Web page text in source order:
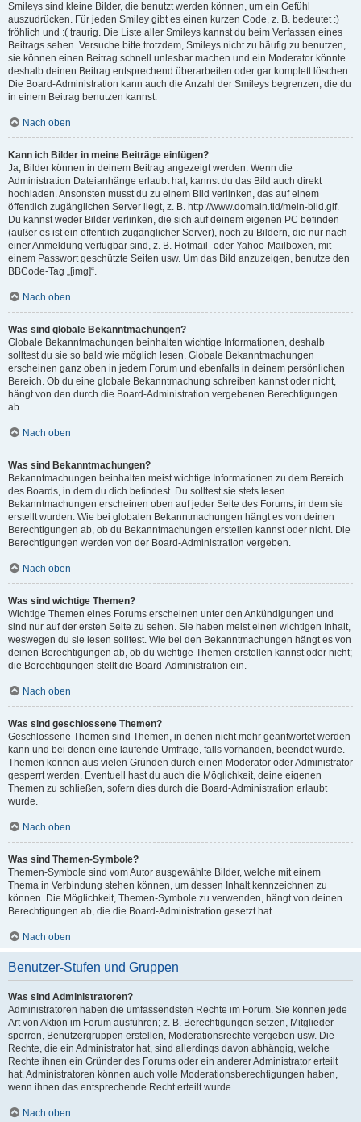
Smileys sind kleine Bilder, die benutzt werden können, um ein Gefühl
auszudrücken. Für jeden Smiley gibt es einen kurzen Code, z. B. bedeutet :)
fröhlich und :( traurig. Die Liste aller Smileys kannst du beim Verfassen eines
Beitrags sehen. Versuche bitte trotzdem, Smileys nicht zu häufig zu benutzen,
sie können einen Beitrag schnell unlesbar machen und ein Moderator könnte
deshalb deinen Beitrag entsprechend überarbeiten oder gar komplett löschen.
Die Board-Administration kann auch die Anzahl der Smileys begrenzen, die du
in einem Beitrag benutzen kannst.
Nach oben
Kann ich Bilder in meine Beiträge einfügen?
Ja, Bilder können in deinem Beitrag angezeigt werden. Wenn die
Administration Dateianhänge erlaubt hat, kannst du das Bild auch direkt
hochladen. Ansonsten musst du zu einem Bild verlinken, das auf einem
öffentlich zugänglichen Server liegt, z. B. http://www.domain.tld/mein-bild.gif.
Du kannst weder Bilder verlinken, die sich auf deinem eigenen PC befinden
(außer es ist ein öffentlich zugänglicher Server), noch zu Bildern, die nur nach
einer Anmeldung verfügbar sind, z. B. Hotmail- oder Yahoo-Mailboxen, mit
einem Passwort geschützte Seiten usw. Um das Bild anzuzeigen, benutze den
BBCode-Tag „[img]“.
Nach oben
Was sind globale Bekanntmachungen?
Globale Bekanntmachungen beinhalten wichtige Informationen, deshalb
solltest du sie so bald wie möglich lesen. Globale Bekanntmachungen
erscheinen ganz oben in jedem Forum und ebenfalls in deinem persönlichen
Bereich. Ob du eine globale Bekanntmachung schreiben kannst oder nicht,
hängt von den durch die Board-Administration vergebenen Berechtigungen
ab.
Nach oben
Was sind Bekanntmachungen?
Bekanntmachungen beinhalten meist wichtige Informationen zu dem Bereich
des Boards, in dem du dich befindest. Du solltest sie stets lesen.
Bekanntmachungen erscheinen oben auf jeder Seite des Forums, in dem sie
erstellt wurden. Wie bei globalen Bekanntmachungen hängt es von deinen
Berechtigungen ab, ob du Bekanntmachungen erstellen kannst oder nicht. Die
Berechtigungen werden von der Board-Administration vergeben.
Nach oben
Was sind wichtige Themen?
Wichtige Themen eines Forums erscheinen unter den Ankündigungen und
sind nur auf der ersten Seite zu sehen. Sie haben meist einen wichtigen Inhalt,
weswegen du sie lesen solltest. Wie bei den Bekanntmachungen hängt es von
deinen Berechtigungen ab, ob du wichtige Themen erstellen kannst oder nicht;
die Berechtigungen stellt die Board-Administration ein.
Nach oben
Was sind geschlossene Themen?
Geschlossene Themen sind Themen, in denen nicht mehr geantwortet werden
kann und bei denen eine laufende Umfrage, falls vorhanden, beendet wurde.
Themen können aus vielen Gründen durch einen Moderator oder Administrator
gesperrt werden. Eventuell hast du auch die Möglichkeit, deine eigenen
Themen zu schließen, sofern dies durch die Board-Administration erlaubt
wurde.
Nach oben
Was sind Themen-Symbole?
Themen-Symbole sind vom Autor ausgewählte Bilder, welche mit einem
Thema in Verbindung stehen können, um dessen Inhalt kennzeichnen zu
können. Die Möglichkeit, Themen-Symbole zu verwenden, hängt von deinen
Berechtigungen ab, die die Board-Administration gesetzt hat.
Nach oben
Benutzer-Stufen und Gruppen
Was sind Administratoren?
Administratoren haben die umfassendsten Rechte im Forum. Sie können jede
Art von Aktion im Forum ausführen; z. B. Berechtigungen setzen, Mitglieder
sperren, Benutzergruppen erstellen, Moderationsrechte vergeben usw. Die
Rechte, die ein Administrator hat, sind allerdings davon abhängig, welche
Rechte ihnen ein Gründer des Forums oder ein anderer Administrator erteilt
hat. Administratoren können auch volle Moderationsberechtigungen haben,
wenn ihnen das entsprechende Recht erteilt wurde.
Nach oben